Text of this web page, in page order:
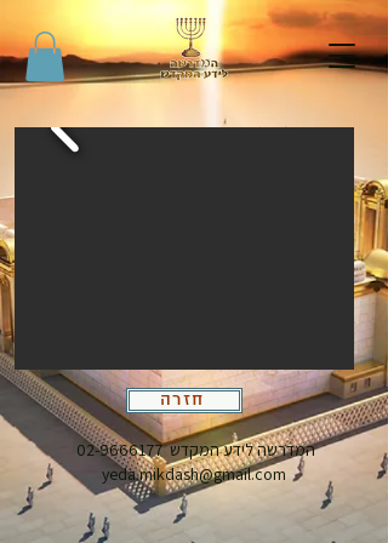
חזרה
המדרשה לידע המקדש02-9666177
yeda.mikdash@gmail.com